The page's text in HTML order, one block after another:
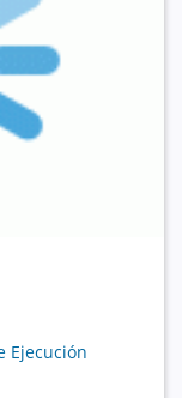
Ejecución